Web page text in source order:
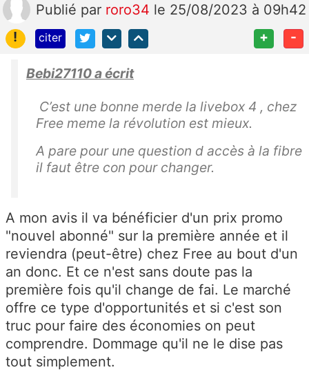
Publié par roro34 le 25/08/2023 à 09h42
!
citer + -
Bebi27110 a écrit
C’est une bonne merde la livebox 4 , chez
Free meme la révolution est mieux.
A pare pour une question d accès à la fibre
il faut être con pour changer.
A mon avis il va bénéficier d'un prix promo
"nouvel abonné" sur la première année et il
reviendra (peut-être) chez Free au bout d'un
an donc. Et ce n'est sans doute pas la
première fois qu'il change de fai. Le marché
offre ce type d'opportunités et si c'est son
truc pour faire des économies on peut
comprendre. Dommage qu'il ne le dise pas
tout simplement.